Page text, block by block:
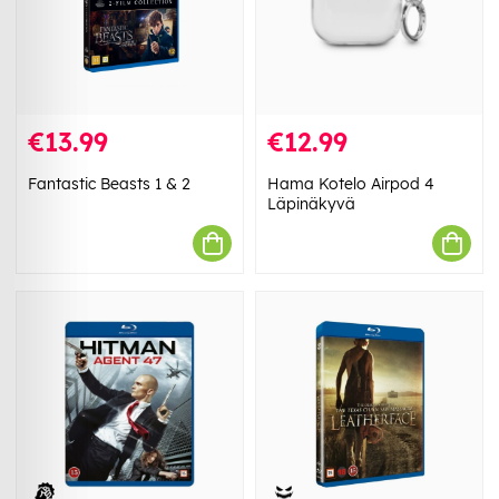
€13.99
Fantastic Beasts 1 & 2
€12.99
Hama Kotelo Airpod 4
Läpinäkyvä